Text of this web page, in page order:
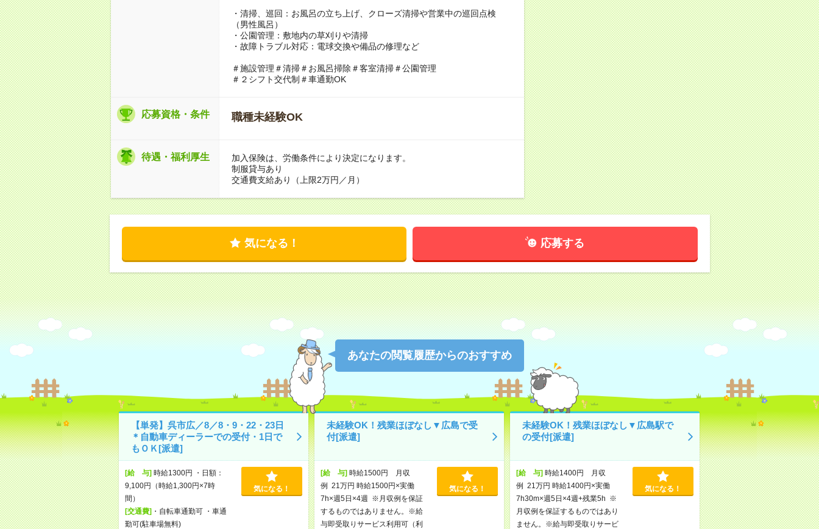
・清掃、巡回：お風呂の立ち上げ、クローズ清掃や営業中の巡回点検
（男性風呂）
・公園管理：敷地内の草刈りや清掃
・故障トラブル対応：電球交換や備品の修理など
＃施設管理＃清掃＃お風呂掃除＃客室清掃＃公園管理
＃２シフト交代制＃車通勤OK
応募資格・条件 職種未経験OK
待遇・福利厚生
加入保険は、労働条件により決定になります。
制服貸与あり
交通費支給あり（上限2万円／月）
気になる！ 応募する
あなたの閲覧履歴からのおすすめ
【単発】呉市広／8／8・9・22・23日
＊自動車ディーラーでの受付・1日で
もＯＫ[派遣]
[給 与]時給1300円 ・日額：
9,100円（時給1,300円×7時
間）
[交通費]・自転車通勤可 ・車通
勤可(駐車場無料)
気になる！
未経験OK！残業ほぼなし▼広島で受
付[派遣]
[給 与]時給1500円 月収
例 21万円 時給1500円×実働
7h×週5日×4週 ※月収例を保証
するものではありません。※給
与即受取りサービス利用可（利
気になる！
未経験OK！残業ほぼなし▼広島駅で
の受付[派遣]
[給 与]時給1400円 月収
例 21万円 時給1400円×実働
7h30m×週5日×4週+残業5h ※
月収例を保証するものではあり
ません。※給与即受取りサービ
気になる！